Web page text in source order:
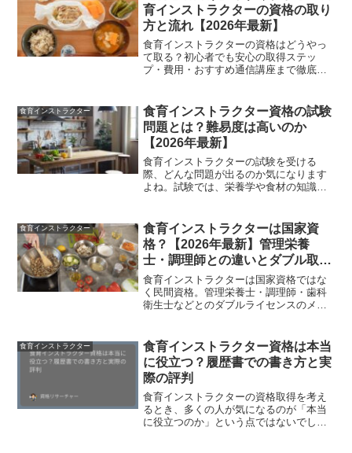
育インストラクターの資格の取り
方と流れ【2026年最新】
食育インストラクターの資格はどうやっ
て取る？初心者でも安心の取得ステッ
プ・費用・おすすめ通信講座まで徹底解
食育インストラクター
食育インストラクター資格の試験
問題とは？難易度は高いのか
【2026年最新】
食育インストラクターの試験を受ける
際、どんな問題が出るのか気になります
よね。試験では、栄養学や食材の知識、
験に臨む前に、しっかりとした準備を行
い、幅広い知識を身につける...
食育インストラクター
食育インストラクターは国家資
格？【2026年最新】管理栄養
士・調理師との違いとダブル取得
のメリットを解説
食育インストラクターは国家資格ではな
く民間資格。管理栄養士・調理師・歯科
衛生士などとのダブルライセンスのメリ
食育インストラクター
食育インストラクター資格は本当
に役立つ？履歴書での書き方と実
際の評判
食育インストラクターの資格取得を考え
るとき、多くの人が気になるのが「本当
に役立つのか」という点ではないでしょ